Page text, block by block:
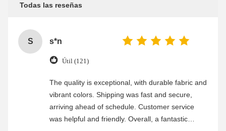
Todas las reseñas
S s*n
Útil (121)
The quality is exceptional, with durable fabric and
vibrant colors. Shipping was fast and secure,
arriving ahead of schedule. Customer service
was helpful and friendly. Overall, a fantastic